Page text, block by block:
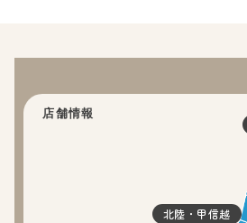
店舗情報
北陸・甲信越